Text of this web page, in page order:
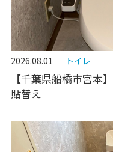
2026.08.01 トイレ
【千葉県船橋市宮本
貼替え